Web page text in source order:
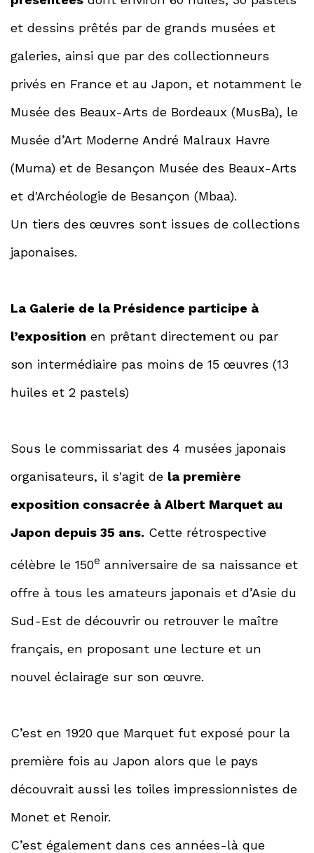
et dessins prêtés par de grands musées et
galeries, ainsi que par des collectionneurs
privés en France et au Japon, et notamment le
Musée des Beaux-Arts de Bordeaux (MusBa), le
Musée d’Art Moderne André Malraux Havre
(Muma) et de Besançon Musée des Beaux-Arts
et d'Archéologie de Besançon (Mbaa).
Un tiers des œuvres sont issues de collections
japonaises.
La Galerie de la Présidence participe à
l’exposition en prêtant directement ou par
son intermédiaire pas moins de 15 œuvres (13
huiles et 2 pastels)
Sous le commissariat des 4 musées japonais
organisateurs, il s'agit de la première
exposition consacrée à Albert Marquet au
Japon depuis 35 ans. Cette rétrospective
célèbre le 150e anniversaire de sa naissance et
offre à tous les amateurs japonais et d’Asie du
Sud-Est de découvrir ou retrouver le maître
français, en proposant une lecture et un
nouvel éclairage sur son œuvre.
C’est en 1920 que Marquet fut exposé pour la
première fois au Japon alors que le pays
découvrait aussi les toiles impressionnistes de
Monet et Renoir.
C’est également dans ces années-là que